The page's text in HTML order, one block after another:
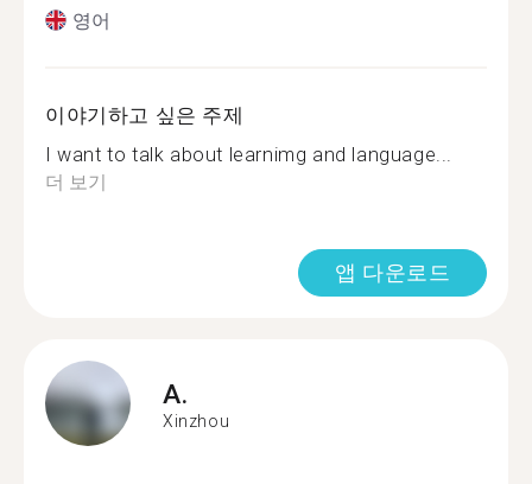
영어
이야기하고 싶은 주제
I want to talk about learnimg and language...
더 보기
앱 다운로드
A.
Xinzhou